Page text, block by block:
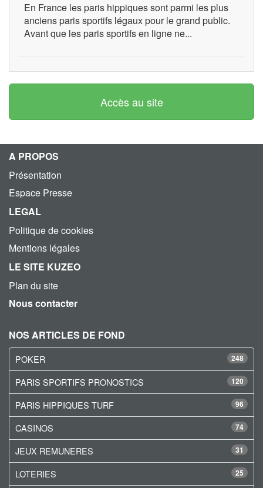
En France les paris hippiques sont parmi les plus
anciens paris sportifs légaux pour le grand public.
Avant que les paris sportifs en ligne ne...
Accès au site
A PROPOS
Présentation
Espace Presse
LEGAL
Politique de cookies
Mentions légales
LE SITE KUZEO
Plan du site
Nous contacter
NOS ARTICLES DE FOND
248
POKER
120
PARIS SPORTIFS PRONOSTICS
96
PARIS HIPPIQUES TURF
74
CASINOS
31
JEUX REMUNERES
25
LOTERIES